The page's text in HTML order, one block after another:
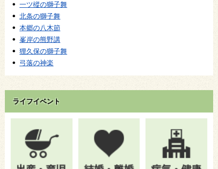
一ツ樅の獅子舞
北条の獅子舞
本郷の八木節
峯岸の熊野講
狸久保の獅子舞
弓落の神楽
ライフイベント